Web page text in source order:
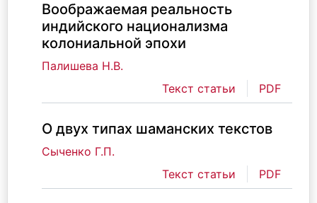
Воображаемая реальность
индийского национализма
колониальной эпохи
Палишева Н.В.
Текст статьи
PDF
О двух типах шаманских текстов
Сыченко Г.П.
Текст статьи
PDF